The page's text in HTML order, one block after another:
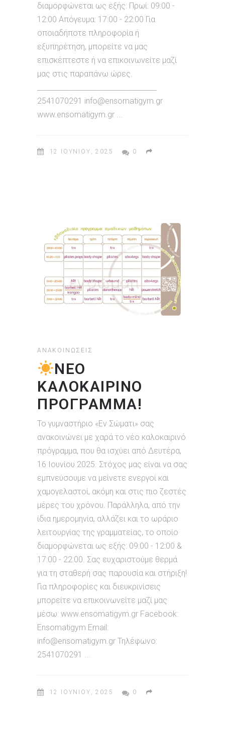
διαμορφώνεται ως εξής: Πρωί: 09:00 -
12:00 Απόγευμα: 17:00 - 22:00 Για
οποιαδήποτε πληροφορία ή
εξυπηρέτηση, μπορείτε να μας
επισκέπτεστε ή να επικοινωνείτε μαζί
μας στις παραπάνω ώρες.
2541070291 info@ensomatigym.gr
www.ensomatigym.gr
12 ΙΟΥΝΊΟΥ, 2025 0
ΑΝΑΚΟΙΝΏΣΕΙΣ
ΝΕΟ
ΚΑΛΟΚΑΙΡΙΝΟ
ΠΡΟΓΡΑΜΜΑ!
Το γυμναστήριο «Εν Σώματι» σας
ανακοινώνει με χαρά το νέο καλοκαιρινό
πρόγραμμα, που θα ισχύει από Δευτέρα,
16 Ιουνίου 2025. Στόχος μας είναι να σας
εμπνεύσουμε να μείνετε ενεργοί και
χαμογελαστοί, ακόμη και στις πιο ζεστές
μέρες του χρόνου. Παράλληλα, από την
ίδια ημερομηνία, αλλάζει και το ωράριο
λειτουργίας της γραμματείας, το οποίο
διαμορφώνεται ως εξής: 09:00 - 12:00 &
17:00 - 22:00. Σας ευχαριστούμε θερμά
για τη σταθερή σας παρουσία και στήριξη!
Για πληροφορίες και διευκρινίσεις
μπορείτε να επικοινωνείτε μαζί μας
μέσω: www.ensomatigym.gr Facebook:
Ensomatigym Email:
info@ensomatigym.gr Τηλέφωνο:
2541070291
12 ΙΟΥΝΊΟΥ, 2025 0